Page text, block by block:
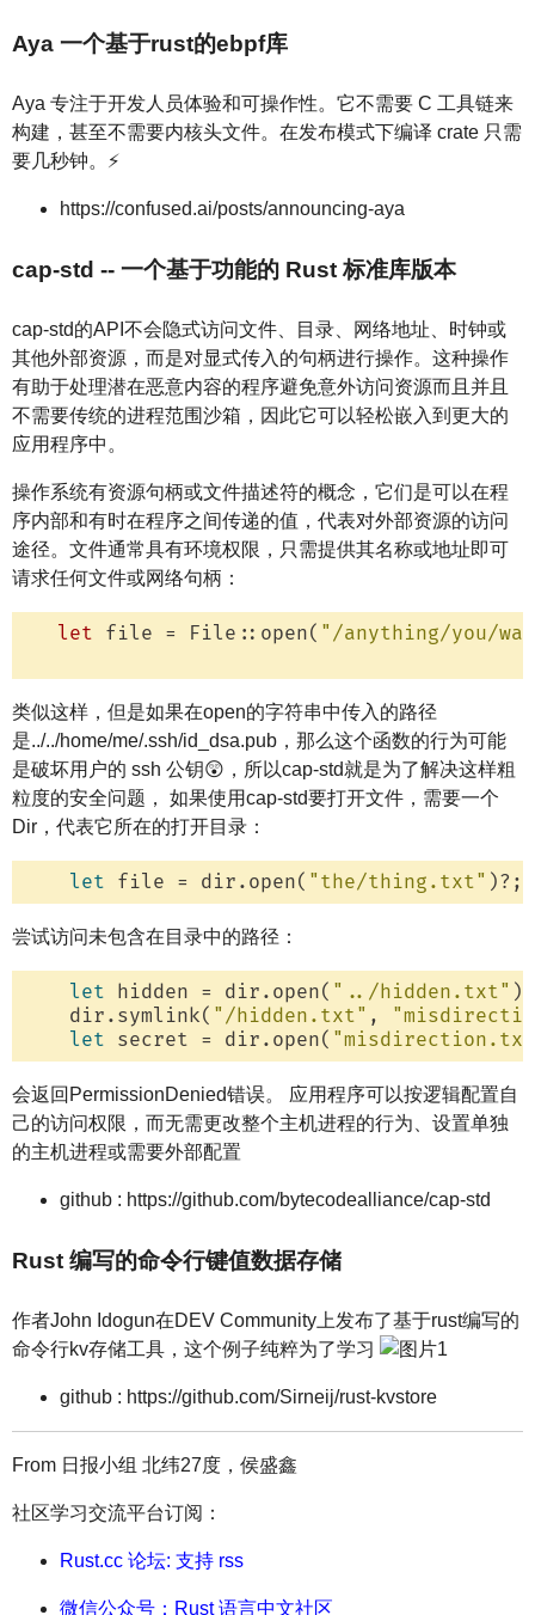
Aya 一个基于rust的ebpf库
Aya 专注于开发人员体验和可操作性。它不需要 C 工具链来
构建，甚至不需要内核头文件。在发布模式下编译 crate 只需
要几秒钟。⚡️
https://confused.ai/posts/announcing-aya
cap-std -- 一个基于功能的 Rust 标准库版本
cap-std的API不会隐式访问文件、目录、网络地址、时钟或
其他外部资源，而是对显式传入的句柄进行操作。这种操作
有助于处理潜在恶意内容的程序避免意外访问资源而且并且
不需要传统的进程范围沙箱，因此它可以轻松嵌入到更大的
应用程序中。
操作系统有资源句柄或文件描述符的概念，它们是可以在程
序内部和有时在程序之间传递的值，代表对外部资源的访问
途径。文件通常具有环境权限，只需提供其名称或地址即可
请求任何文件或网络句柄：
let file = File::open( "/anything/you/
类似这样，但是如果在open的字符串中传入的路径
是../../home/me/.ssh/id_dsa.pub，那么这个函数的行为可能
是破坏用户的 ssh 公钥😲，所以cap-std就是为了解决这样粗
粒度的安全问题， 如果使用cap-std要打开文件，需要一个
Dir，代表它所在的打开目录：
let file = dir.open( "the/thing.txt"
尝试访问未包含在目录中的路径：
let hidden = dir.open( "../hidden.txt"
    dir.symlink(
"/hidden.txt" ,
let secret = dir.open(
会返回PermissionDenied错误。 应用程序可以按逻辑配置自
己的访问权限，而无需更改整个主机进程的行为、设置单独
的主机进程或需要外部配置
github : https://github.com/bytecodealliance/cap-std
Rust 编写的命令行键值数据存储
作者John Idogun在DEV Community上发布了基于rust编写的
命令行kv存储工具，这个例子纯粹为了学习
github : https://github.com/Sirneij/rust-kvstore
From 日报小组 北纬27度，侯盛鑫
社区学习交流平台订阅：
Rust.cc 论坛: 支持 rss
微信公众号：Rust 语言中文社区